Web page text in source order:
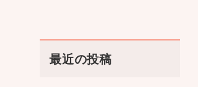
最近の投稿